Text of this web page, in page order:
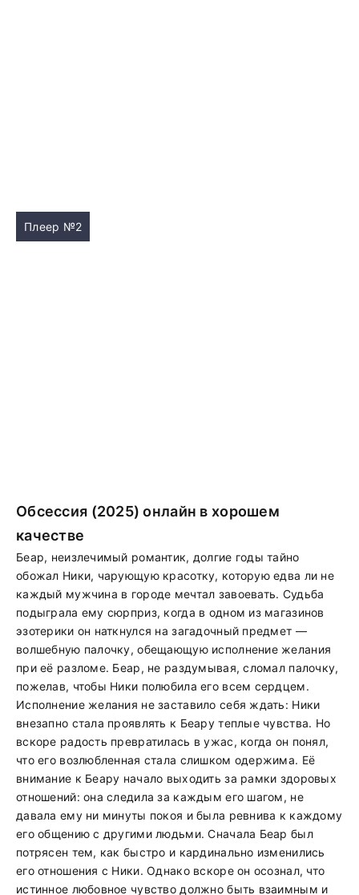
Плеер №2
Обсессия (2025) онлайн в хорошем
качестве
Беар, неизлечимый романтик, долгие годы тайно
обожал Ники, чарующую красотку, которую едва ли не
каждый мужчина в городе мечтал завоевать. Судьба
подыграла ему сюрприз, когда в одном из магазинов
эзотерики он наткнулся на загадочный предмет —
волшебную палочку, обещающую исполнение желания
при её разломе. Беар, не раздумывая, сломал палочку,
пожелав, чтобы Ники полюбила его всем сердцем.
Исполнение желания не заставило себя ждать: Ники
внезапно стала проявлять к Беару теплые чувства. Но
вскоре радость превратилась в ужас, когда он понял,
что его возлюбленная стала слишком одержима. Её
внимание к Беару начало выходить за рамки здоровых
отношений: она следила за каждым его шагом, не
давала ему ни минуты покоя и была ревнива к каждому
его общению с другими людьми. Сначала Беар был
потрясен тем, как быстро и кардинально изменились
его отношения с Ники. Однако вскоре он осознал, что
истинное любовное чувство должно быть взаимным и